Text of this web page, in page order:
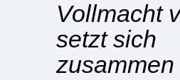
Vollmacht
setzt sich